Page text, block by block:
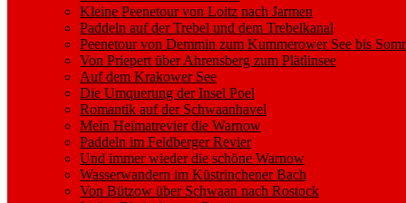
sub
menu
Kleine Peenetour von Loitz nach Jarmen
Paddeln auf der Trebel und dem Trebelkanal
Peenetour von Demmin zum Kummerower See bis
Von Priepert über Ahrensberg zum Plätlinsee
Auf dem Krakower See
Die Umquerung der Insel Poel
Romantik auf der Schwaanhavel
Mein Heimatrevier die Warnow
Paddeln im Feldberger Revier
Und immer wieder die schöne Warnow
Wasserwandern im Küstrinchener Bach
Von Bützow über Schwaan nach Rostock